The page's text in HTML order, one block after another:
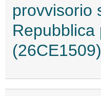
provvisorio
(26CE1509)